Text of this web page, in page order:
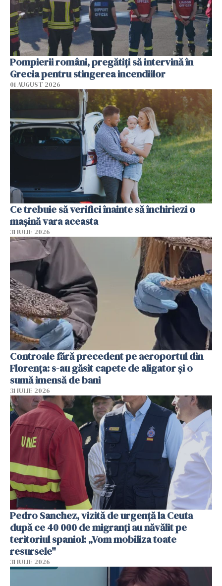
Pompierii români, pregătiţi să intervină în
Grecia pentru stingerea incendiilor
01 AUGUST 2026
Ce trebuie să verifici înainte să închiriezi o
mașină vara aceasta
31 IULIE 2026
Controale fără precedent pe aeroportul din
Florența: s-au găsit capete de aligator și o
sumă imensă de bani
31 IULIE 2026
Pedro Sanchez, vizită de urgență la Ceuta
după ce 40 000 de migranți au năvălit pe
teritoriul spaniol: „Vom mobiliza toate
resursele"
31 IULIE 2026